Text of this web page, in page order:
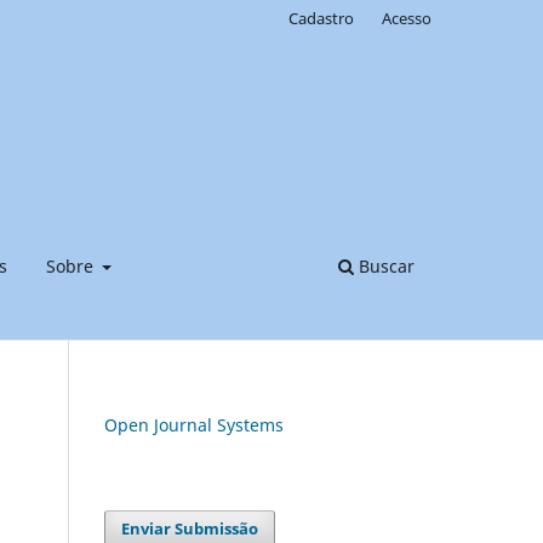
Sobre Buscar
Cadastro Acesso
Open Journal Systems
Enviar Submissão